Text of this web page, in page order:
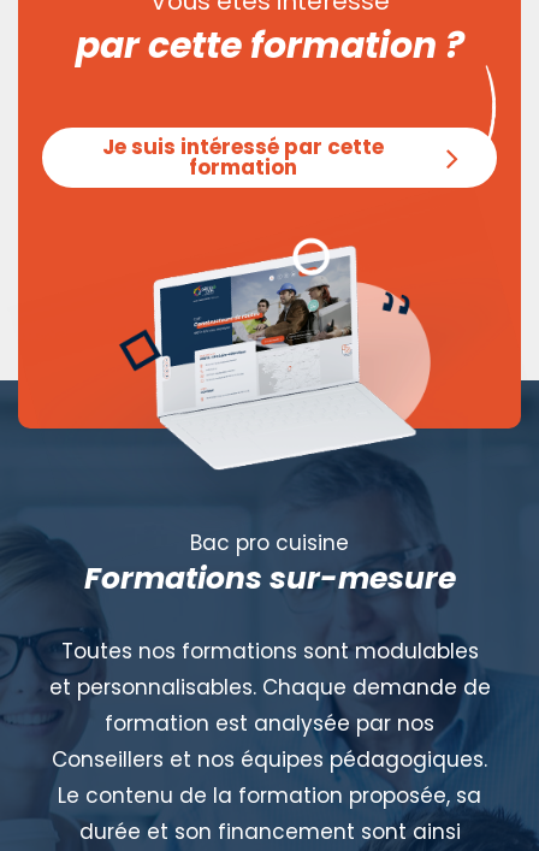
par cette formation ?
Je suis intéressé par cette
formation
Bac pro cuisine
Formations sur-mesure
Toutes nos formations sont modulables
et personnalisables. Chaque demande de
formation est analysée par nos
Conseillers et nos équipes pédagogiques.
Le contenu de la formation proposée, sa
durée et son financement sont ainsi